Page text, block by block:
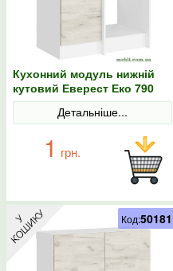
Кухонний модуль нижній
кутовий Еверест Еко 790
дуб крафт білий/білий
79х46х82Детальніше...
1 грн.
Код:50181